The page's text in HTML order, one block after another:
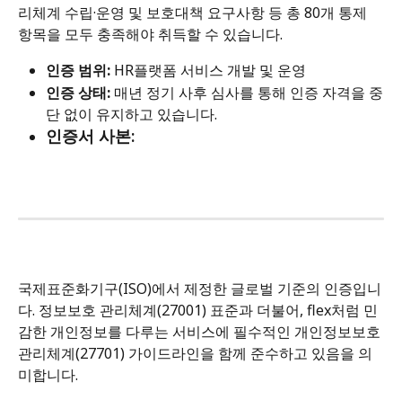
리체계 수립·운영 및 보호대책 요구사항 등 총 80개 통제
항목을 모두 충족해야 취득할 수 있습니다.
인증 범위: HR플랫폼 서비스 개발 및 운영
인증 상태: 매년 정기 사후 심사를 통해 인증 자격을 중
단 없이 유지하고 있습니다.
인증서 사본:
국제표준화기구(ISO)에서 제정한 글로벌 기준의 인증입니
다. 정보보호 관리체계(27001) 표준과 더불어, flex처럼 민
감한 개인정보를 다루는 서비스에 필수적인 개인정보보호
관리체계(27701) 가이드라인을 함께 준수하고 있음을 의
미합니다.